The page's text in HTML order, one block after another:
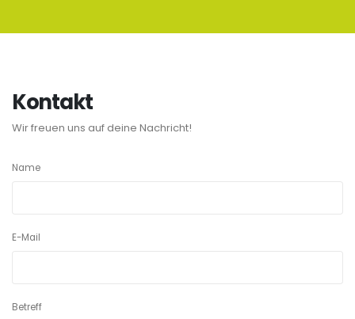
Kontakt
Wir freuen uns auf deine Nachricht!
Name
E-Mail
Betreff